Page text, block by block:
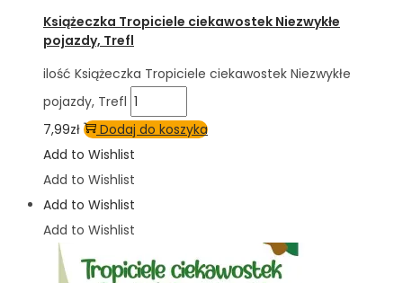
Książeczka Tropiciele ciekawostek Niezwykłe
pojazdy, Trefl
ilość Książeczka Tropiciele ciekawostek Niezwykłe
pojazdy, Trefl
7,99zł
Dodaj do koszyka
Add to Wishlist
Add to Wishlist
Add to Wishlist
Add to Wishlist